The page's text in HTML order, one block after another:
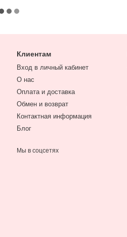
Клиентам
Вход в личный кабинет
О нас
Оплата и доставка
Обмен и возврат
Контактная информация
Блог
Мы в соцсетях